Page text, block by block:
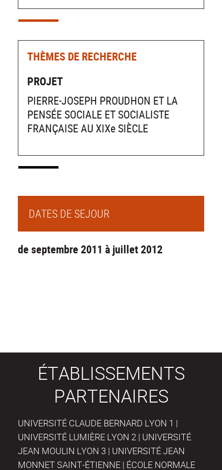
THÈMES DE RECHERCHE
PROJET
PIERRE-JOSEPH PROUDHON ET LA
PENSÉE SOCIALE ET SOCIALISTE
FRANÇAISE AU XIXe SIÈCLE
DATES DE SEJOUR
de septembre 2011 à juillet 2012
ÉTABLISSEMENTS
PARTENAIRES
UNIVERSITÉ CLAUDE BERNARD LYON 1 |
UNIVERSITÉ LUMIÈRE LYON 2 | UNIVERSITÉ
JEAN MOULIN LYON 3 | UNIVERSITÉ JEAN
MONNET SAINT-ÉTIENNE | ÉCOLE NORMALE